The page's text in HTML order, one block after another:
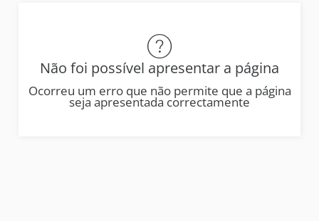
Não foi possível apresentar a página
Ocorreu um erro que não permite que a página
seja apresentada correctamente